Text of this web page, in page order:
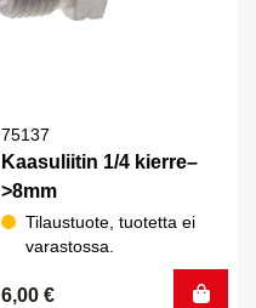
75137
Kaasuliitin 1/4 kierre–
>8mm
Tilaustuote, tuotetta ei
varastossa.
6,00 €